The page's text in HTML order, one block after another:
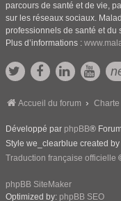
parcours de santé et de vie,
sur les réseaux sociaux.
professionnels de santé et du
Plus d’informations :
Accueil du forum Charte
Développé par phpBB®
Style we_clearblue created by
Traduction française officielle
phpBB SiteMaker
Optimized by: phpBB SEO